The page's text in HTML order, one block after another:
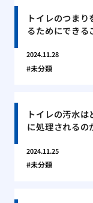
トイレのつまり
るためにできる
2024.11.28
未分類
トイレの汚水は
に処理されるの
2024.11.25
未分類